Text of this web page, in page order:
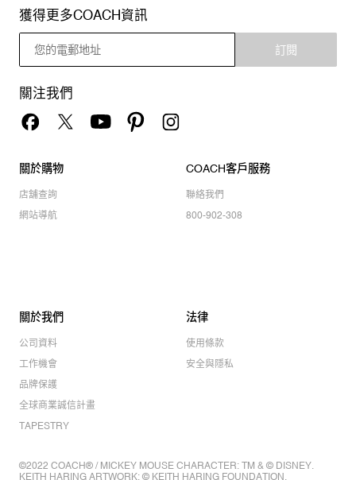
獲得更多COACH資訊
訂閱
關注我們
關於購物
店舖查詢
網站導航
COACH客戶服務
聯絡我們
800-902-308
關於我們
公司資料
工作機會
品牌保護
全球商業誠信計畫
TAPESTRY
法律
使用條款
安全與隱私
©2022 COACH® / MICKEY MOUSE CHARACTER: TM & © DISNEY.
KEITH HARING ARTWORK: © KEITH HARING FOUNDATION.